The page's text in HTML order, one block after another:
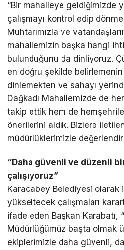
“Bir mahalleye geldiğimizde
çalışmayı kontrol edip
Muhtarımızla ve
mahallemizin başka hangi
bulunduğunu da dinliyoruz.
en doğru şekilde belirlemenin
dinlemekten ve sahayı
Dağkadı Mahallemizde de
takip ettik hem de
önerilerini aldık. Bizlere
müdürlüklerimizle
“Daha güvenli ve düzenli
çalışıyoruz”
Karacabey Belediyesi olarak
yükseltecek çalışmaları
ifade eden Başkan Karabatı,
Müdürlüğümüz başta olmak
ekiplerimizle daha güvenli,